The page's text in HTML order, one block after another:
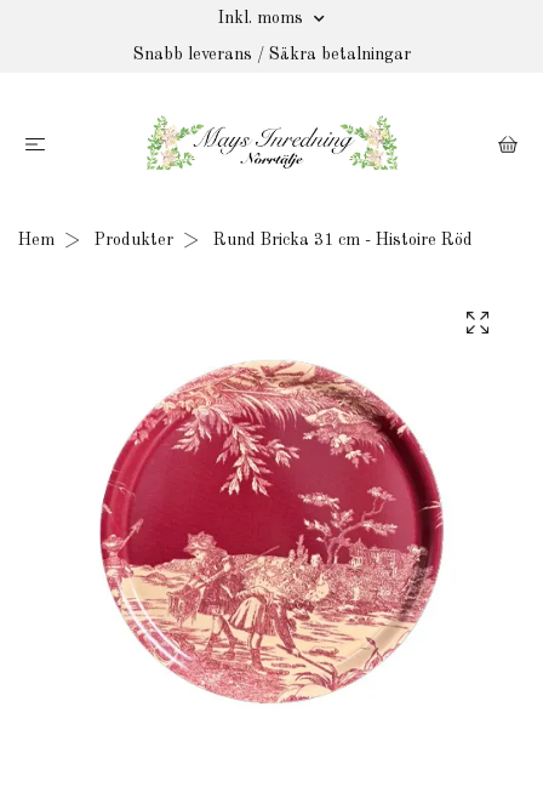
Inkl. moms
Snabb leverans / Säkra betalningar
Hem Produkter Rund Bricka 31 cm - Histoire Röd